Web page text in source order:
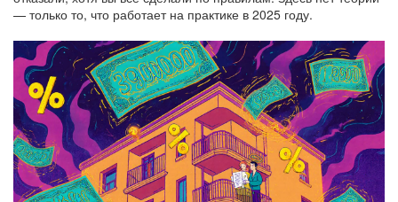
— только то, что работает на практике в 2025 году.